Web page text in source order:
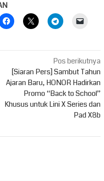
Pos berikutnya
[Siaran Pers] Sambut Tahun
Ajaran Baru, HONOR Hadirkan
Promo “Back to School”
Khusus untuk Lini X Series dan
Pad X8b